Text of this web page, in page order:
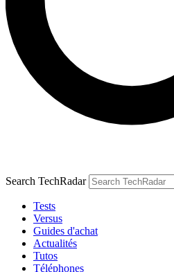
Search TechRadar
Tests
Versus
Guides d'achat
Actualités
Tutos
Téléphones